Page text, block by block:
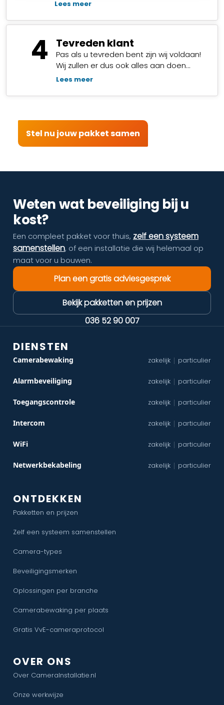
Lees meer
4 Tevreden klant
Pas als u tevreden bent zijn wij voldaan!
Wij zullen er dus ook alles aan doen…
Lees meer
Stel nu jouw pakket samen
Weten wat beveiliging bij u
kost?
Een compleet pakket voor thuis, zelf een systeem
samenstellen, of een installatie die wij helemaal op
maat voor u bouwen.
Plan een gratis adviesgesprek
Bekijk pakketten en prijzen
036 52 90 007
DIENSTEN
Camerabewaking zakelijk | particulier
Alarmbeveiliging zakelijk | particulier
Toegangscontrole zakelijk | particulier
Intercom zakelijk | particulier
WiFi zakelijk | particulier
Netwerkbekabeling zakelijk | particulier
ONTDEKKEN
Pakketten en prijzen
Zelf een systeem samenstellen
Camera-types
Beveiligingsmerken
Oplossingen per branche
Camerabewaking per plaats
Gratis VvE-cameraprotocol
OVER ONS
Over CameraInstallatie.nl
Onze werkwijze